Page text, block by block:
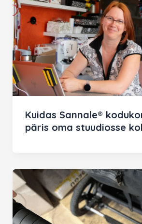
Kuidas Sannale®
päris oma stuudiosse